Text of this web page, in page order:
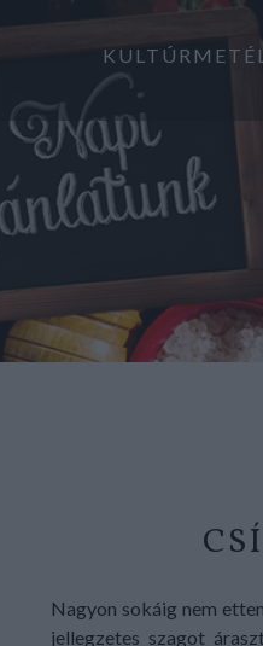
Nagyon sokáig nem
jellegzetes szagot